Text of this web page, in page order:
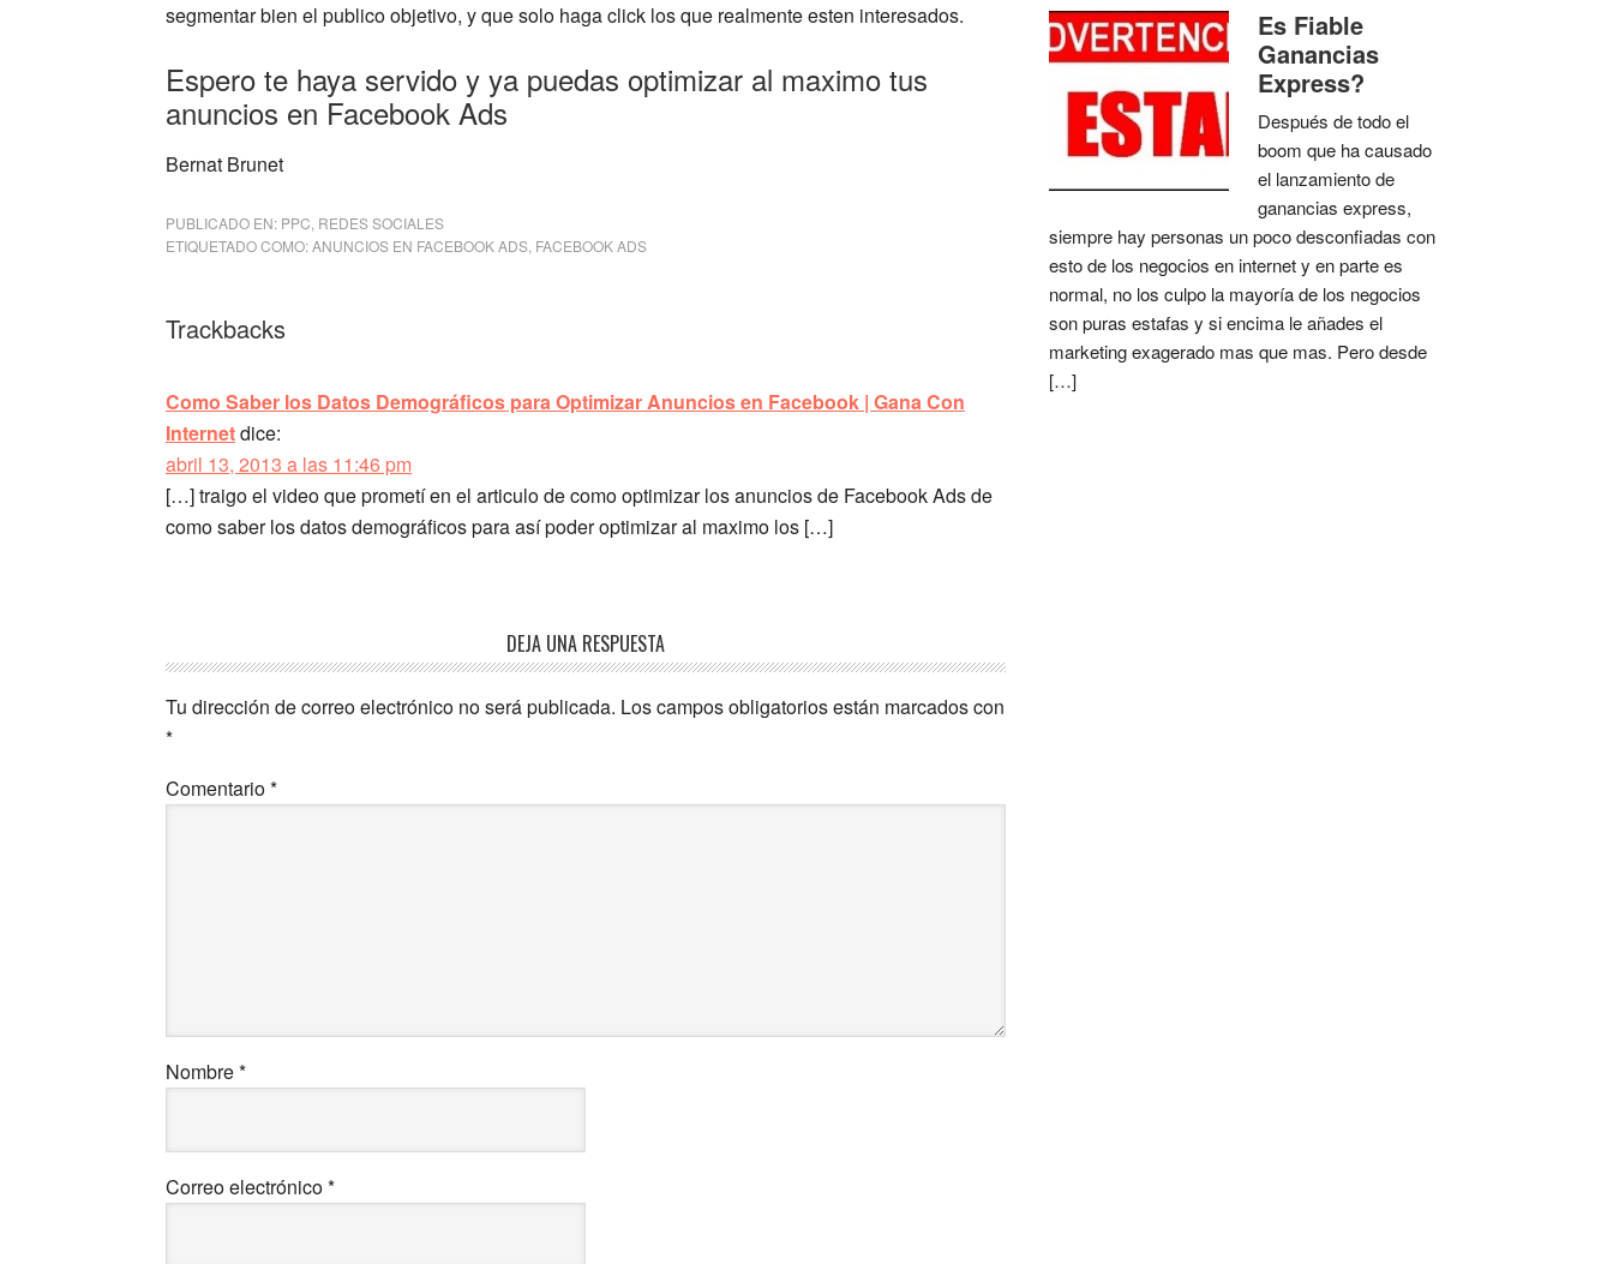
segmentar bien el publico objetivo, y que solo haga click los que realmente esten interesados.
Espero te haya servido y ya puedas optimizar al maximo tus
anuncios en Facebook Ads
Bernat Brunet
PUBLICADO EN: PPC REDES SOCIALES
ETIQUETADO COMO:ANUNCIOS EN FACEBOOK ADS FACEBOOK ADS
Trackbacks
Como Saber los Datos Demográficos para Optimizar Anuncios en Facebook | Gana Con
Internetdice:
abril 13, 2013 a las 11:46 pm
[…] traigo el video que prometí en el articulo de como optimizar los anuncios de Facebook Ads de
como saber los datos demográficos para así poder optimizar al maximo los […]
DEJA UNA RESPUESTA
Tu dirección de correo electrónico no será publicada. Los campos obligatorios están marcados con
*
Comentario*
Nombre*
Correo electrónico*
Es Fiable
Ganancias
Express?
Después de todo el
boom que ha causado
el lanzamiento de
ganancias express,
siempre hay personas un poco desconfiadas con
esto de los negocios en internet y en parte es
normal, no los culpo la mayoría de los negocios
son puras estafas y si encima le añades el
marketing exagerado mas que mas. Pero desde
[…]